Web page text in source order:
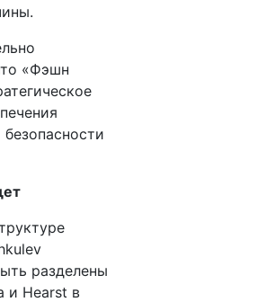
«Фэшн
разделены
и Hearst в